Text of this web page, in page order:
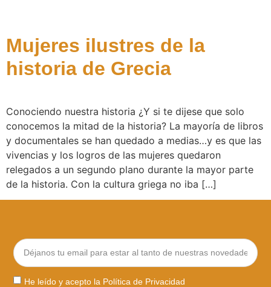
Mujeres ilustres de la
historia de Grecia
Conociendo nuestra historia ¿Y si te dijese que solo
conocemos la mitad de la historia? La mayoría de libros
y documentales se han quedado a medias…y es que las
vivencias y los logros de las mujeres quedaron
relegados a un segundo plano durante la mayor parte
de la historia. Con la cultura griega no iba […]
He leído y acepto la Política de Privacidad